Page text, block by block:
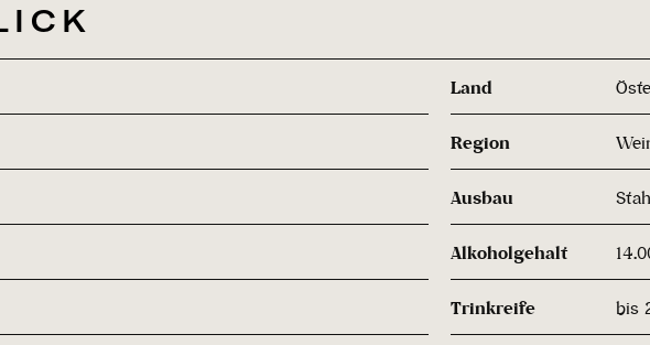
Land
Region
Ausbau
Alkoholgehalt
Trinkreife bis